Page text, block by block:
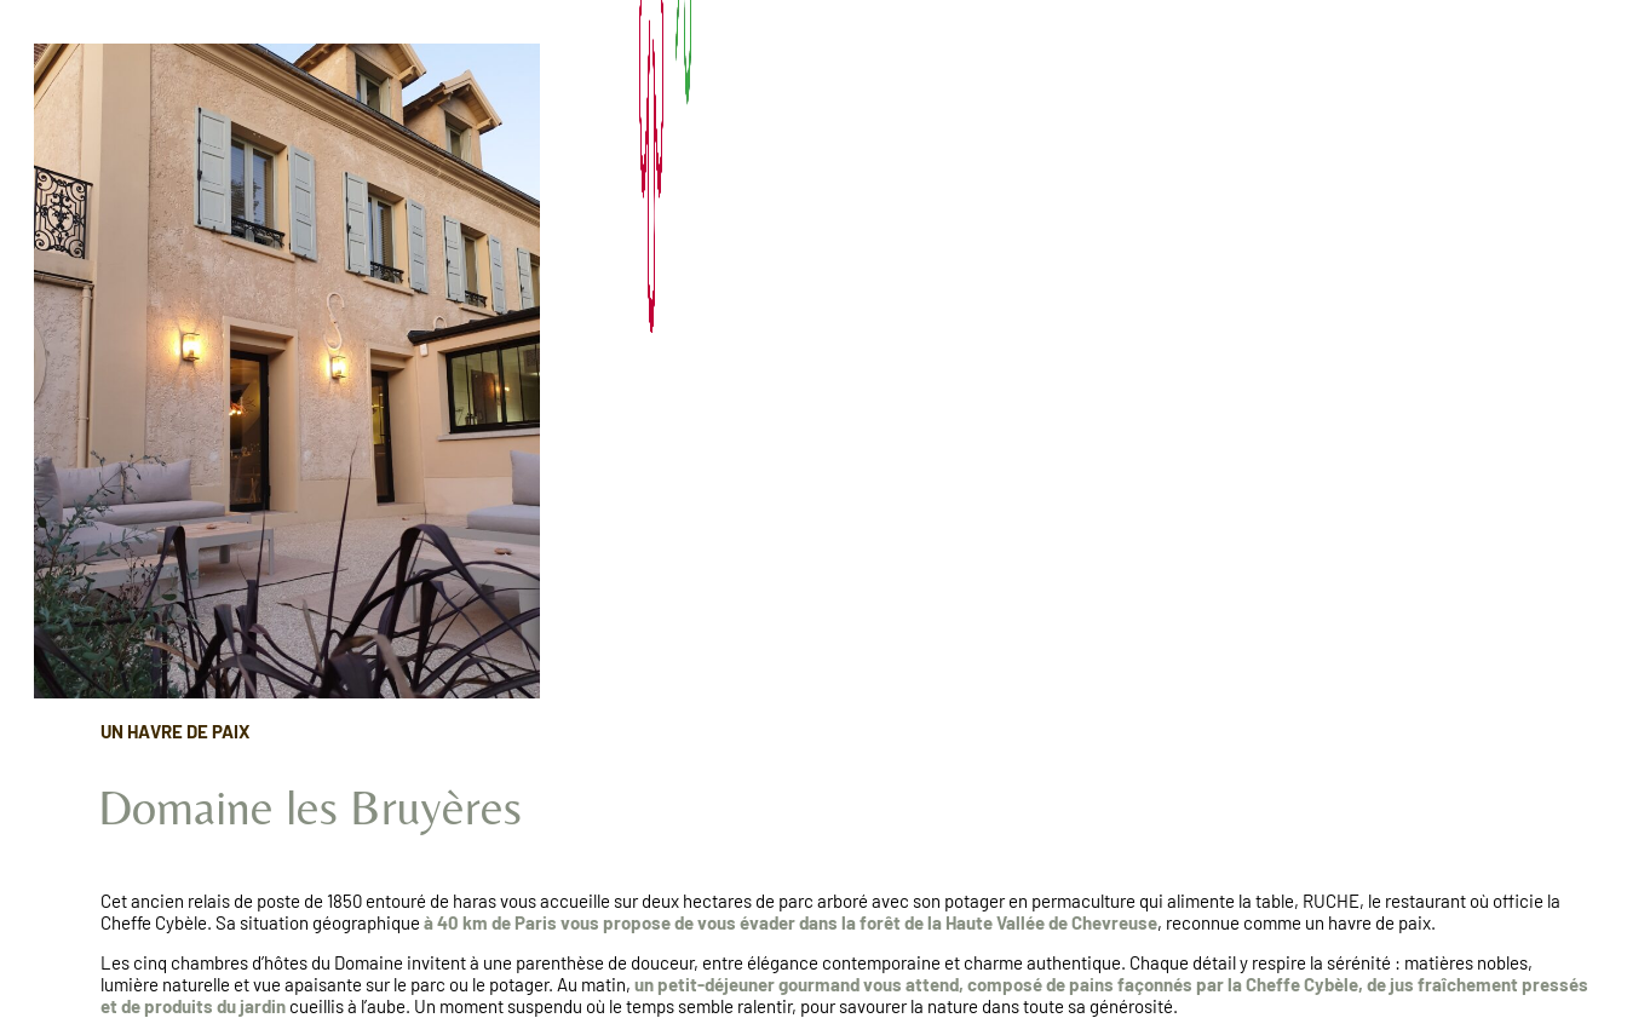
UN HAVRE DE PAIX
Domaine les Bruyères
Cet ancien relais de poste de 1850 entouré de haras vous accueille sur deux hectares de parc arboré avec son potager en permaculture qui alimente la table, RUCHE, le restaurant où officie la
Cheffe Cybèle. Sa situation géographique à 40 km de Paris vous propose de vous évader dans la forêt de la Haute Vallée de Chevreuse, reconnue comme un havre de paix.
Les cinq chambres d’hôtes du Domaine invitent à une parenthèse de douceur, entre élégance contemporaine et charme authentique. Chaque détail y respire la sérénité : matières nobles,
lumière naturelle et vue apaisante sur le parc ou le potager. Au matin, un petit-déjeuner gourmand vous attend, composé de pains façonnés par la Cheffe Cybèle, de jus fraîchement pressés
et de produits du jardin cueillis à l’aube. Un moment suspendu où le temps semble ralentir, pour savourer la nature dans toute sa générosité.